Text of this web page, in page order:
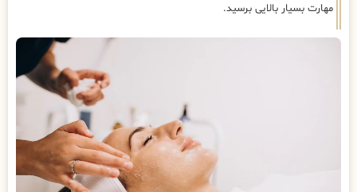
مهارت بسیار بالایی برسید.